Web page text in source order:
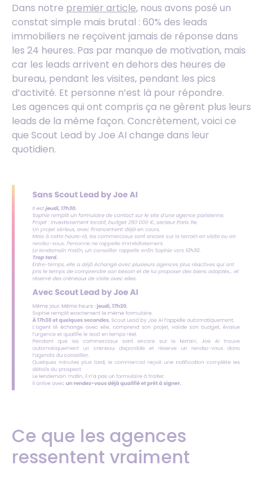
Dans notre premier article, nous avons posé un
constat simple mais brutal : 60% des leads
immobiliers ne reçoivent jamais de réponse dans
les 24 heures. Pas par manque de motivation, mais
car les leads arrivent en dehors des heures de
bureau, pendant les visites, pendant les pics
d’activité. Et personne n’est là pour répondre.
Les agences qui ont compris ça ne gèrent plus leurs
leads de la même façon. Concrètement, voici ce
que Scout Lead by Joe AI change dans leur
quotidien.
Ce que les agences
ressentent vraiment